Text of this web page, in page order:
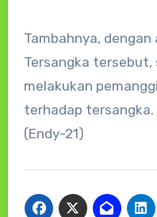
Tambahnya,
Tersangka tersebut,
melakukan
terhadap
(Endy-21)